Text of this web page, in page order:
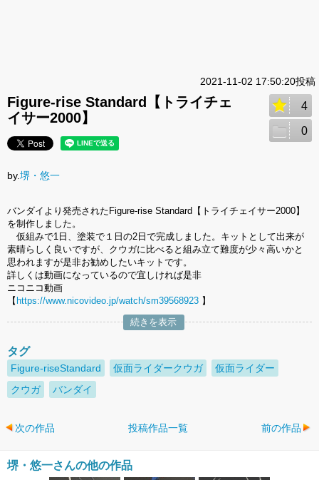
2021-11-02 17:50:20投稿
Figure-rise Standard【トライチェ
イサー2000】
4
0
by.堺・悠一
バンダイより発売されたFigure-rise Standard【トライチェイサー2000】
を制作しました。
仮組みで1日、塗装で１日の2日で完成しました。キットとして出来が
素晴らしく良いですが、クウガに比べると組み立て難度が少々高いかと
思われますが是非お勧めしたいキットです。
詳しくは動画になっているので宜しければ是非
ニコニコ動画
【 https://www.nicovideo.jp/watch/sm39568923 】
続きを表示
タグ
Figure-riseStandard 仮面ライダークウガ
仮面ライダー
クウガ
バンダイ
次の作品 投稿作品一覧 前の作品
堺・悠一さんの他の作品